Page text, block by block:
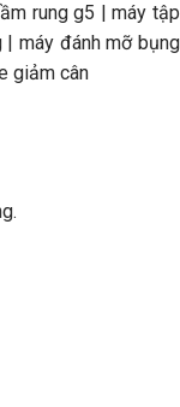
rung g5 | máy tập
máy đánh mỡ bụng
giảm cân